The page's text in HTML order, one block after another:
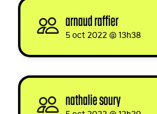
arnaud raffier
5 oct 2022 @ 13h38
nathalie soury